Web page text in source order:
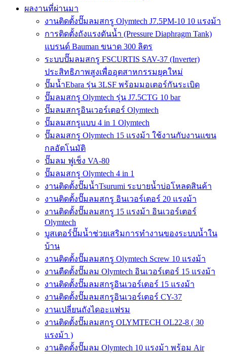
ผลงานที่ผ่านมา
งานติดตั้งปั๊มลมสกรู Olymtech J7.5PM-10 10 แรงม้า
การติดตั้งถังแรงดันน้ำ (Pressure Diaphragm Tank)
แบรนด์ Bauman ขนาด 300 ลิตร
ระบบปั๊มลมสกรู FSCURTIS SAV-37 (Inverter)
ประสิทธิภาพสูงเพื่ออุตสาหกรรมยุคใหม่
ปั๊มน้ำEbara รุ่น 3LSF พร้อมมอเตอร์กันระเบิด
ปั๊มลมสกรู Olymtech รุ่น J7.5CTG 10 bar
ปั๊มลมสกรูอินเวอร์เตอร์ Olymtech
ปั๊มลมสกรูแบบ 4 in 1 Olymtech
ปั๊มลมสกรู Olymtech 15 แรงม้า ใช้งานกับงานแขน
กลอัตโนมัติ
ปั๊มลม ฟูเช็ง VA-80
ปั๊มลมสกรู Olymtech 4 in 1
งานติดตั้งปั๊มน้ำTsurumi ระบายน้ำบ่อโหลดสินค้า
งานติดตั้งปั๊มลมสกรู อินเวอร์เตอร์ 20 แรงม้า
งานติดตั้งปั๊มลมสกรู 15 แรงม้า อินเวอร์เตอร์
Olymtech
บูสเตอร์ปั๊มน้ำช่วยเสริมการทำงานของระบบน้ำใน
บ้าน
งานติดตั้งปั๊มลมสกรู Olymtech Screw 10 แรงม้า
งานตืดตั้งปั๊มลม Olymtech อินเวอร์เตอร์ 15 แรงม้า
งานติดตั้งปั๊มลมสกรูอินเวอร์เตอร์ 15 แรงม้า
งานติดตั้งปั๊มลมสกรูอินเวอร์เตอร์ CY-37
งานเปลี่ยนถังไดอะแฟรม
งานติดตั้งปั๊มลมสกรู OLYMTECH OL22-8 ( 30
แรงม้า )
งานติดตั้งปั๊มลม Olymtech 10 แรงม้า พร้อม Air